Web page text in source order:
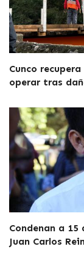
Cunco
operar tras
Condenan a 15
Juan Carlos